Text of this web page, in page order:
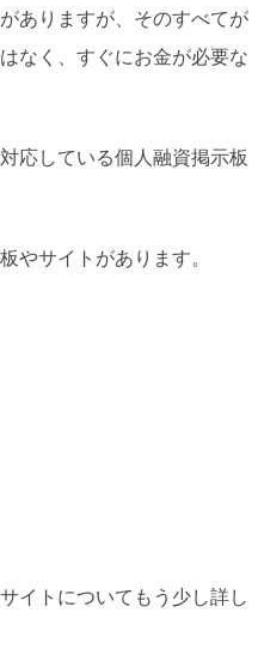
ありますが、そのすべてが
なく、すぐにお金が必要な
応している個人融資掲示板
やサイトがあります。
イトについてもう少し詳し